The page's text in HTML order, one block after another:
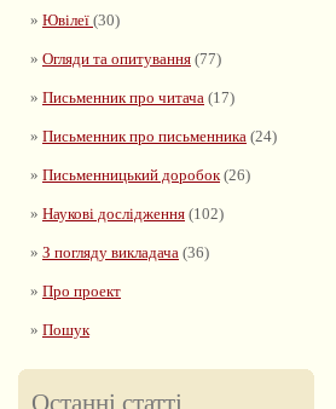
» Ювілеї (30)
» Огляди та опитування (77)
» Письменник про читача (17)
» Письменник про письменника (24)
» Письменницький доробок(26)
» Наукові дослідження (102)
» З погляду викладача (36)
» Про проект
» Пошук
Останні статті